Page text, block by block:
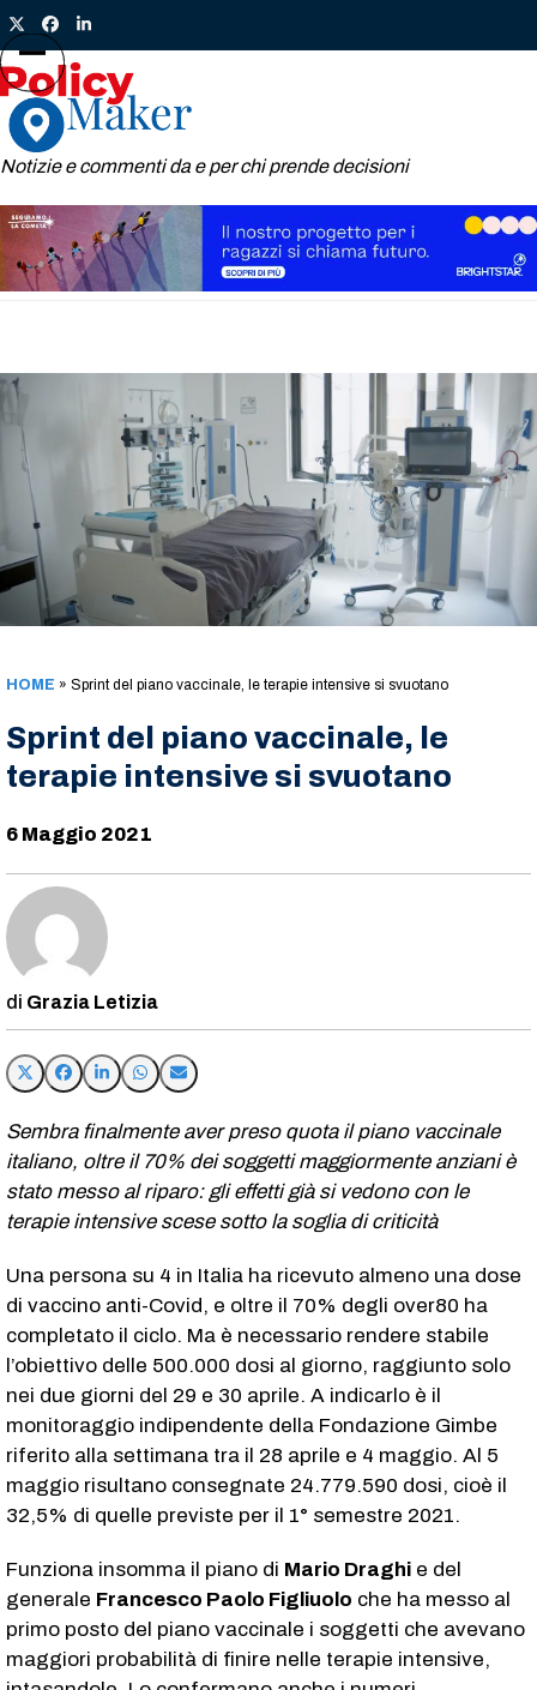
Skip
to
content
TwitterFacebook
LinkedIn
Notizie e commenti da e per chi prende decisioni
Open
mobile
menu
Close
mobile
menu
HOME » Sprint del piano vaccinale, le terapie intensive si svuotano
Sprint del piano vaccinale, le
terapie intensive si svuotano
6 Maggio 2021
Grazia Letizia
Sembra finalmente aver preso quota il piano vaccinale
italiano, oltre il 70% dei soggetti maggiormente anziani è
stato messo al riparo: gli effetti già si vedono con le
terapie intensive scese sotto la soglia di criticità
Una persona su 4 in Italia ha ricevuto almeno una dose
di vaccino anti-Covid, e oltre il 70% degli over80 ha
completato il ciclo. Ma è necessario rendere stabile
l’obiettivo delle 500.000 dosi al giorno, raggiunto solo
nei due giorni del 29 e 30 aprile. A indicarlo è il
monitoraggio indipendente della Fondazione Gimbe
riferito alla settimana tra il 28 aprile e 4 maggio. Al 5
maggio risultano consegnate 24.779.590 dosi, cioè il
32,5% di quelle previste per il 1° semestre 2021.
Funziona insomma il piano di Mario Draghi e del
generale Francesco Paolo Figliuolo che ha messo al
primo posto del piano vaccinale i soggetti che avevano
maggiori probabilità di finire nelle terapie intensive,